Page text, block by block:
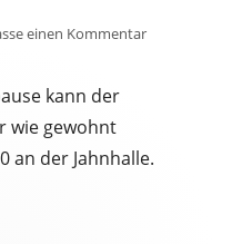
einen Kommentarzu
kann der
wie gewohnt
an der Jahnhalle.